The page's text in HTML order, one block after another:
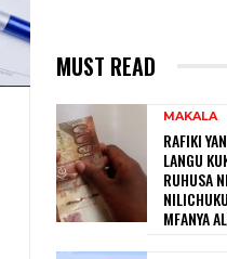
MUST READ
MAKALA
RAFIKI
LANGU
RUHUSA
MFANYA